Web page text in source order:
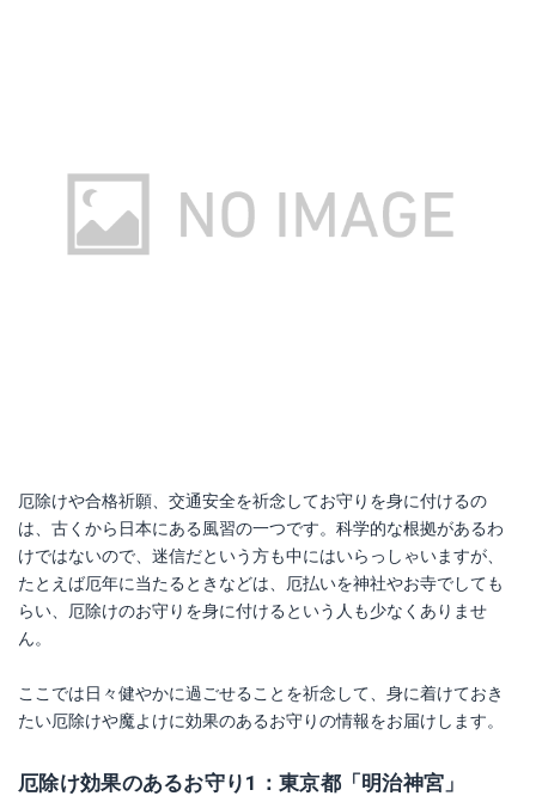
厄除けや合格祈願、交通安全を祈念してお守りを身に付けるの
は、古くから日本にある風習の一つです。科学的な根拠があるわ
けではないので、迷信だという方も中にはいらっしゃいますが、
たとえば厄年に当たるときなどは、厄払いを神社やお寺でしても
らい、厄除けのお守りを身に付けるという人も少なくありませ
ん。
ここでは日々健やかに過ごせることを祈念して、身に着けておき
たい厄除けや魔よけに効果のあるお守りの情報をお届けします。
厄除け効果のあるお守り1：東京都「明治神宮」